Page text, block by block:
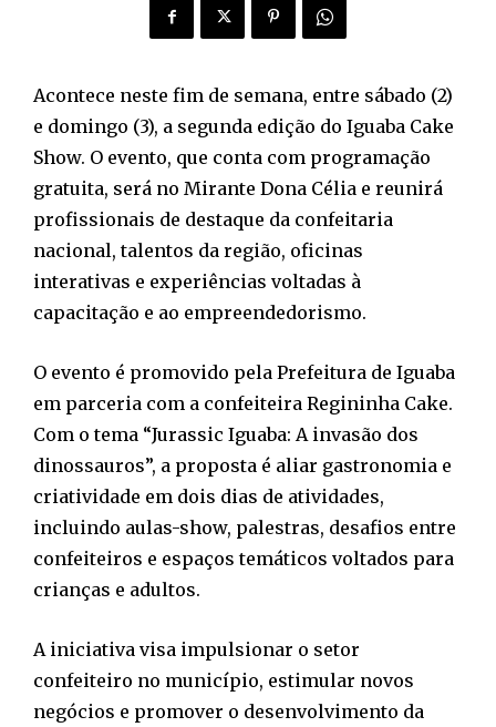
Acontece neste fim de semana, entre sábado (2)
e domingo (3), a segunda edição do Iguaba Cake
Show. O evento, que conta com programação
gratuita, será no Mirante Dona Célia e reunirá
profissionais de destaque da confeitaria
nacional, talentos da região, oficinas
interativas e experiências voltadas à
capacitação e ao empreendedorismo.
O evento é promovido pela Prefeitura de Iguaba
em parceria com a confeiteira Regininha Cake.
Com o tema “Jurassic Iguaba: A invasão dos
dinossauros”, a proposta é aliar gastronomia e
criatividade em dois dias de atividades,
incluindo aulas-show, palestras, desafios entre
confeiteiros e espaços temáticos voltados para
crianças e adultos.
A iniciativa visa impulsionar o setor
confeiteiro no município, estimular novos
negócios e promover o desenvolvimento da